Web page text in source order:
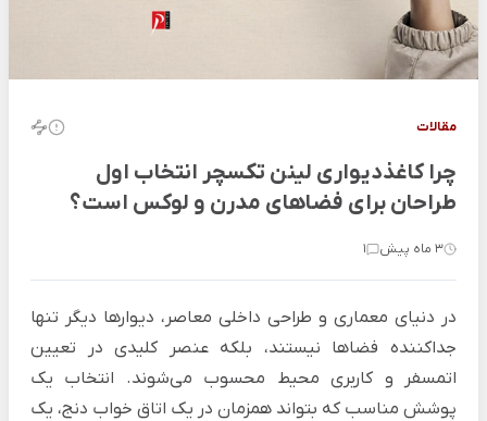
مقالات
چرا کاغذدیواری لینن تکسچر انتخاب اول
طراحان برای فضاهای مدرن و لوکس است؟
3 ماه پیش 1
در دنیای معماری و طراحی داخلی معاصر، دیوارها دیگر تنها
جداکننده فضاها نیستند، بلکه عنصر کلیدی در تعیین
اتمسفر و کاربری محیط محسوب می‌شوند. انتخاب یک
پوشش مناسب که بتواند همزمان در یک اتاق خواب دنج، یک